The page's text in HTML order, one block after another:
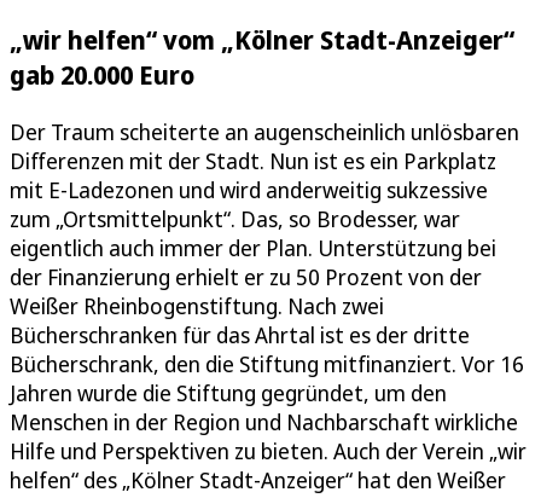
„wir helfen“ vom „Kölner Stadt-Anzeiger“
gab 20.000 Euro
Der Traum scheiterte an augenscheinlich unlösbaren
Differenzen mit der Stadt. Nun ist es ein Parkplatz
mit E-Ladezonen und wird anderweitig sukzessive
zum „Ortsmittelpunkt“. Das, so Brodesser, war
eigentlich auch immer der Plan. Unterstützung bei
der Finanzierung erhielt er zu 50 Prozent von der
Weißer Rheinbogenstiftung. Nach zwei
Bücherschranken für das Ahrtal ist es der dritte
Bücherschrank, den die Stiftung mitfinanziert. Vor 16
Jahren wurde die Stiftung gegründet, um den
Menschen in der Region und Nachbarschaft wirkliche
Hilfe und Perspektiven zu bieten. Auch der Verein „wir
helfen“ des „Kölner Stadt-Anzeiger“ hat den Weißer